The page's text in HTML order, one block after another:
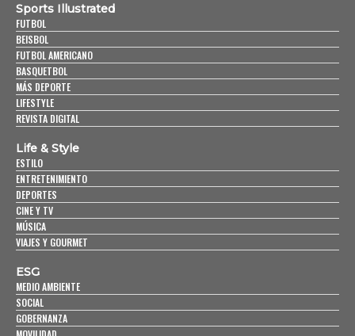
Sports Illustrated
FUTBOL
BEISBOL
FUTBOL AMERICANO
BASQUETBOL
MÁS DEPORTE
LIFESTYLE
REVISTA DIGITAL
Life & Style
ESTILO
ENTRETENIMIENTO
DEPORTES
CINE Y TV
MÚSICA
VIAJES Y GOURMET
ESG
MEDIO AMBIENTE
SOCIAL
GOBERNANZA